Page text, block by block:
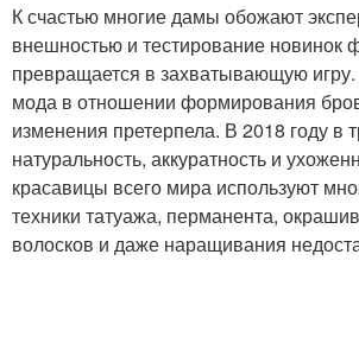
К счастью многие дамы обожают
внешностью и тестирование новинок
превращается в захватывающую
мода в отношении формирования
изменения претерпела. В 2018 году в
натуральность, аккуратность и
красавицы всего мира используют
техники татуажа, перманента,
волосков и даже наращивания